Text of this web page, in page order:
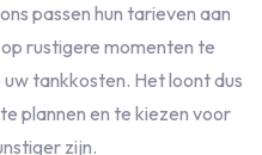
passen hun tarieven aan
rustigere momenten te
tankkosten. Het loont dus
plannen en te kiezen voor
zijn.